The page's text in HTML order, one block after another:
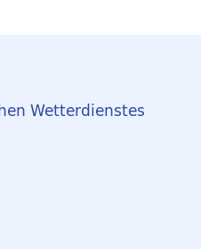
Wetterdienstes